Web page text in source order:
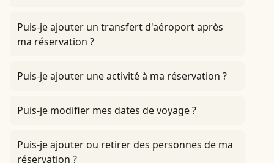
Puis-je ajouter un transfert d'aéroport après
ma réservation ?
Puis-je ajouter une activité à ma réservation ?
Puis-je modifier mes dates de voyage ?
Puis-je ajouter ou retirer des personnes de ma
réservation ?